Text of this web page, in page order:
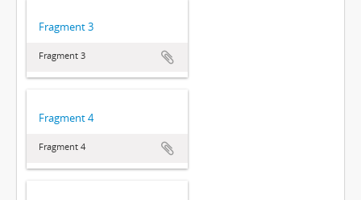
Fragment 3
Fragment 3
Fragment 4
Fragment 4